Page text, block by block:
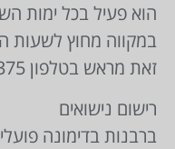
הוא פעיל בכל ימות
במקווה מחוץ לשעות
זאת מראש בטלפון 08-6554375.
רישום נישואים
ברבנות בדימונה